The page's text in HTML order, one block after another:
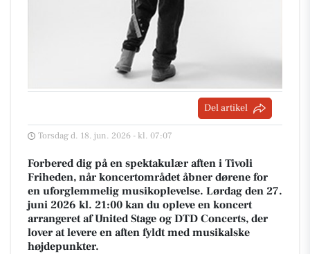
Del artikel
Torsdag d. 18. jun. 2026 - kl. 07:07
Forbered dig på en spektakulær aften i Tivoli
Friheden, når koncertområdet åbner dørene for
en uforglemmelig musikoplevelse. Lørdag den 27.
juni 2026 kl. 21:00 kan du opleve en koncert
arrangeret af United Stage og DTD Concerts, der
lover at levere en aften fyldt med musikalske
højdepunkter.